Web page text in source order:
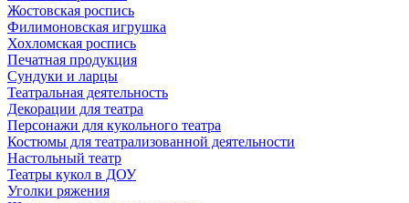
Жостовская роспись
Филимоновская игрушка
Хохломская роспись
Печатная продукция
Сундуки и ларцы
Театральная деятельность
Декорации для театра
Персонажи для кукольного театра
Костюмы для театрализованной деятельности
Настольный театр
Театры кукол в ДОУ
Уголки ряжения